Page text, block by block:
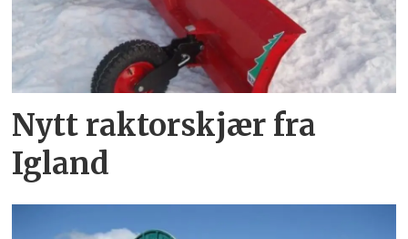
Nytt raktorskjær fra
Igland